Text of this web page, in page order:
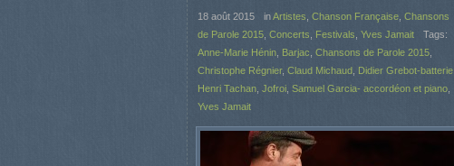
18 août 2015 inArtistes Chanson Française Chansons
de Parole 2015 Concerts Festivals Yves Jamait
Tags:
Anne-Marie Hénin Barjac Chansons de Parole 2015
Christophe Régnier, Claud Michaud Didier Grebot-batterie
Henri Tachan Jofroi Samuel Garcia- accordéon et piano
Yves Jamait